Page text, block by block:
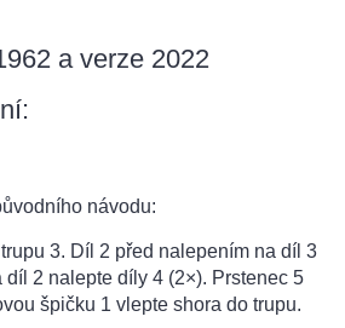
a verze 2022
návodu:
3. Díl 2 před nalepením na díl 3
díl 2 nalepte díly 4 (2×). Prstenec 5
špičku 1 vlepte shora do trupu.